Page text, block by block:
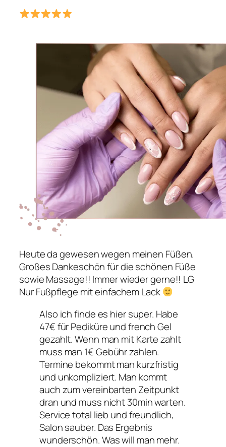
Heute da gewesen wegen meinen Füßen.
Großes Dankeschön für die schönen Füße
sowie Massage!! Immer wieder gerne!! LG
Nur Fußpflege mit einfachem Lack
Also ich finde es hier super. Habe
47€ für Pediküre und french Gel
gezahlt. Wenn man mit Karte zahlt
muss man 1€ Gebühr zahlen.
Termine bekommt man kurzfristig
und unkompliziert. Man kommt
auch zum vereinbarten Zeitpunkt
dran und muss nicht 30min warten.
Service total lieb und freundlich,
Salon sauber. Das Ergebnis
wunderschön. Was will man mehr.